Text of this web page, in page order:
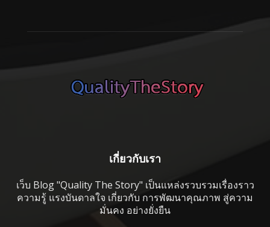
เกี่ยวกับเรา
เว็บ Blog "Quality The Story" เป็นแหล่งรวบรวมเรื่องราว
ความรู้ แรงบันดาลใจ เกี่ยวกับ การพัฒนาคุณภาพ สู่ความ
มั่นคง อย่างยั่งยืน